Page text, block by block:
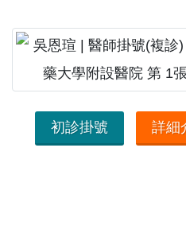
初診掛號 詳細